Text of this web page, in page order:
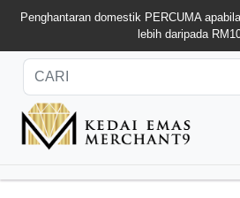
Penghantaran domestik PERCUMA
lebih daripada